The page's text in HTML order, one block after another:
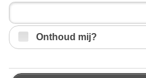
Onthoud mij?